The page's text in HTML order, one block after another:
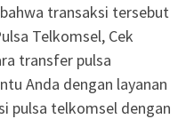
transaksi tersebut
Telkomsel, Cek
transfer pulsa
Anda dengan layanan
pulsa telkomsel dengan